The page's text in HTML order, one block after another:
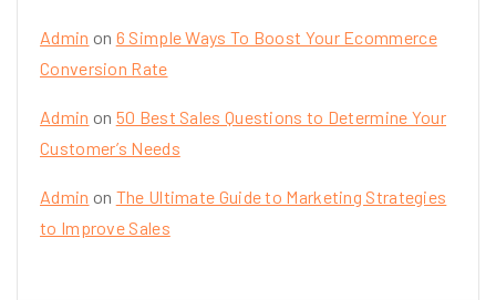
Admin on 6 Simple Ways To Boost Your Ecommerce
Conversion Rate
Admin on 50 Best Sales Questions to Determine Your
Customer’s Needs
Admin on The Ultimate Guide to Marketing Strategies
to Improve Sales